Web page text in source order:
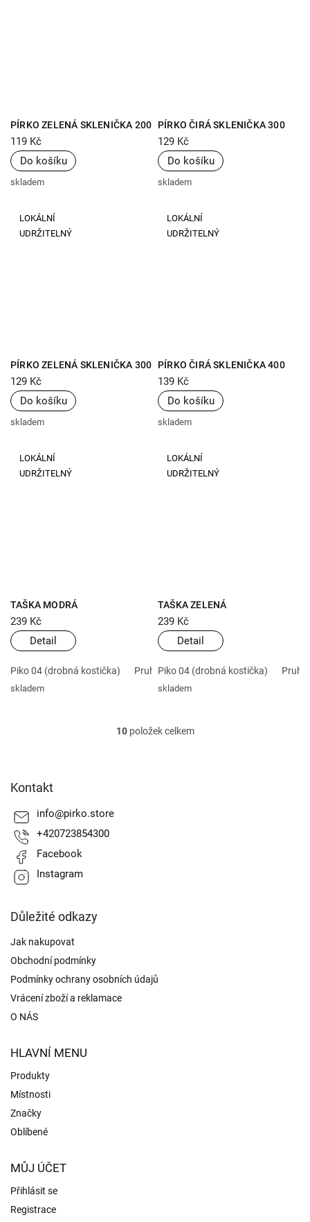
PÍRKO ZELENÁ SKLENIČKA 200
ML
skladem
119 Kč
Do košíku
PÍRKO ČIRÁ SKLENIČKA 300
ML
skladem
129 Kč
Do košíku
LOKÁLNÍ
UDRŽITELNÝ
PÍRKO ZELENÁ SKLENIČKA 300
ML
skladem
129 Kč
Do košíku
LOKÁLNÍ
UDRŽITELNÝ
PÍRKO ČIRÁ SKLENIČKA 400
ML
skladem
139 Kč
Do košíku
LOKÁLNÍ
UDRŽITELNÝ
TAŠKA MODRÁ
skladem
239 Kč
Detail
Piko 04 (drobná kostička) Pruh 07 (pruh 7 mm)
LOKÁLNÍ
UDRŽITELNÝ
TAŠKA ZELENÁ
skladem
239 Kč
Detail
Piko 04 (drobná kostička) Pruh
O
u
10položek celkem
Kontakt
info@pirko.store
+420723854300
Facebook
Instagram
Důležité odkazy
Jak nakupovat
Obchodní podmínky
Podmínky ochrany osobních údajů
Vrácení zboží a reklamace
O NÁS
HLAVNÍ MENU
Produkty
Místnosti
Značky
Oblíbené
MŮJ ÚČET
Přihlásit se
Registrace